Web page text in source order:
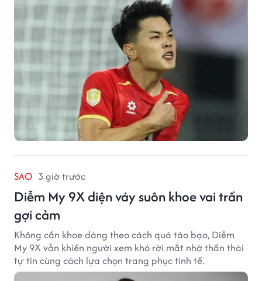
SAO 3 giờ trước
Diễm My 9X diện váy suôn khoe vai trần
gợi cảm
Không cần khoe dáng theo cách quá táo bạo, Diễm
My 9X vẫn khiến người xem khó rời mắt nhờ thần thái
tự tin cùng cách lựa chọn trang phục tinh tế.